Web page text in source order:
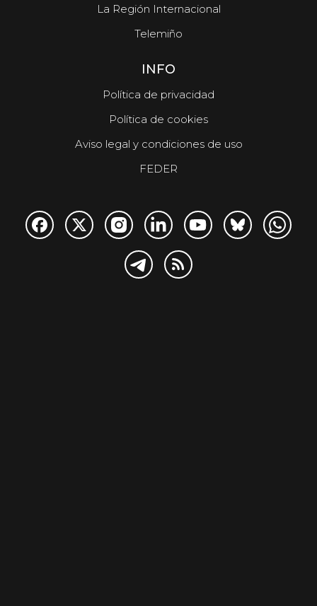
La Región Internacional
Telemiño
INFO
Política de privacidad
Política de cookies
Aviso legal y condiciones de uso
FEDER